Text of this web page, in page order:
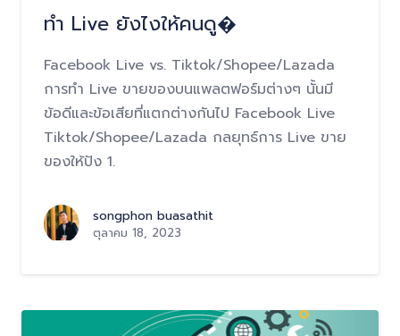
ทำ Live ยังไงให้คนดู�
Facebook Live vs. Tiktok/Shopee/Lazada
การทำ Live ขายของบนแพลตฟอร์มต่างๆ นั้นมี
ข้อดีและข้อเสียที่แตกต่างกันไป Facebook Live
Tiktok/Shopee/Lazada กลยุทธ์การ Live ขาย
ของให้ปัง 1.
songphon buasathit
ตุลาคม 18, 2023